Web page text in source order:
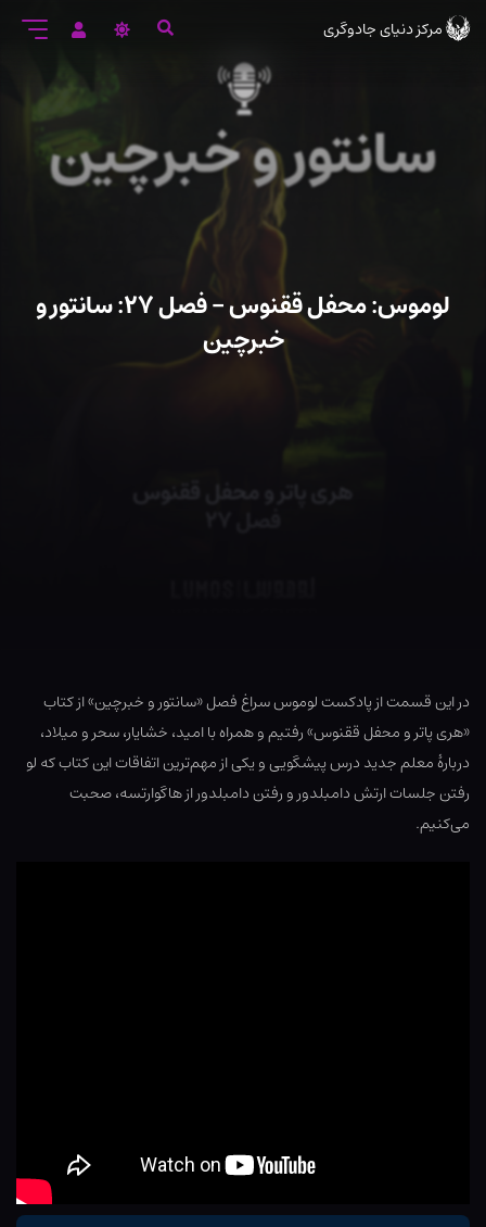
ورود
مرکز دنیای جادوگری
لوموس: محفل ققنوس – فصل ۲۷: سانتور و
خبرچین
در این قسمت از پادکست لوموس سراغ فصل «سانتور و خبرچین» از کتاب
«هری پاتر و محفل ققنوس» رفتیم و همراه با امید، خشایار، سحر و میلاد،
دربارهٔ معلم جدید درس پیشگویی و یکی از مهم‌ترین اتفاقات این کتاب که لو
رفتن جلسات ارتش دامبلدور و رفتن دامبلدور از هاگوارتسه، صحبت
می‌کنیم.